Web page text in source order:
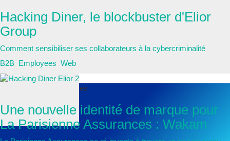
Hacking Diner, le blockbuster d'Elior
Group
Comment sensibiliser ses collaborateurs à la cybercriminalité
B2B Employees Web
La Parisienne Assurances
Une nouvelle identité de marque pour
La Parisienne Assurances : Wakam